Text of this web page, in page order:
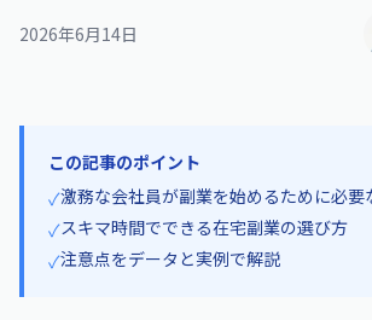
2026年6月14日
この記事のポイント
✓激務な会社員が副業を始めるために必要
✓スキマ時間でできる在宅副業の選び方
✓注意点をデータと実例で解説